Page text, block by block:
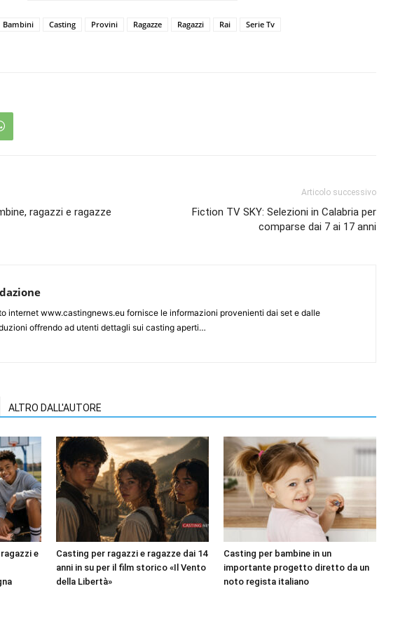
Bambini Casting Provini Ragazze Ragazzi Rai
Serie Tv
ragazzi e ragazze
Articolo successivo
Fiction TV SKY: Selezioni in Calabria per
comparse dai 7 ai 17 anni
internet www.castingnews.eu fornisce le informazioni provenienti dai set e dalle
offrendo ad utenti dettagli sui casting aperti…
ALTRO DALL'AUTORE
e
Casting per ragazzi e ragazze dai 14
anni in su per il film storico «Il Vento
della Libertà»
Casting per bambine in un
importante progetto diretto da un
noto regista italiano